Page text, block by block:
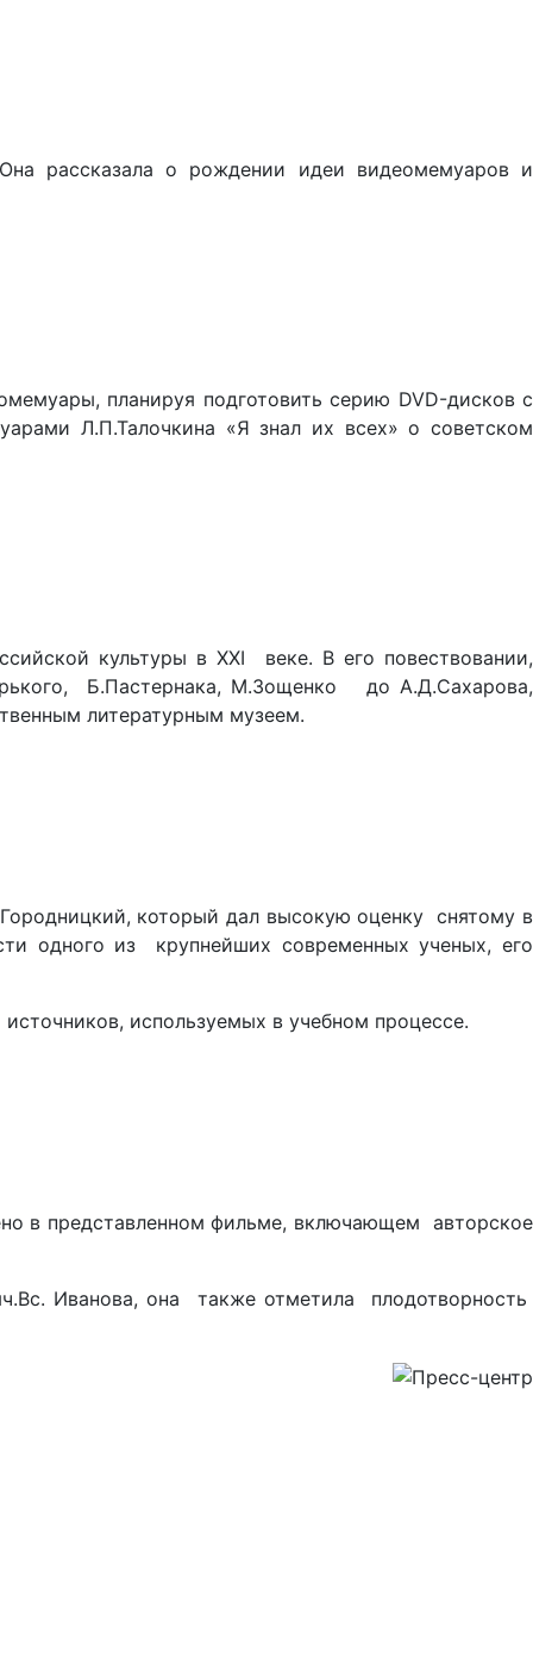
рассказала о рождении идеи видеомемуаров и
планируя подготовить серию DVD-дисков с
Л.П.Талочкина «Я знал их всех» о советском
культуры в XXI веке. В его повествовании,
Б.Пастернака, М.Зощенко до А.Д.Сахарова,
литературным музеем.
который дал высокую оценку снятому в
одного из крупнейших современных ученых, его
используемых в учебном процессе.
в представленном фильме, включающем авторское
Иванова, она также отметила плодотворность